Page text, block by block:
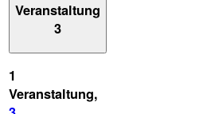
Veranstaltung
3
1
Veranstaltung,